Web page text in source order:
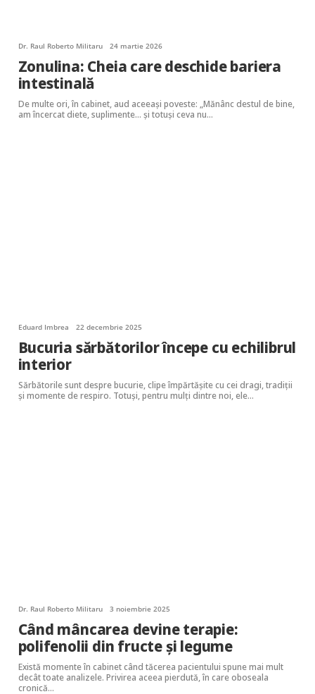
Dr. Raul Roberto Militaru 24 martie 2026
Zonulina: Cheia care deschide bariera
intestinală
De multe ori, în cabinet, aud aceeași poveste: „Mănânc destul de bine,
am încercat diete, suplimente… și totuși ceva nu…
Eduard Imbrea 22 decembrie 2025
Bucuria sărbătorilor începe cu echilibrul
interior
Sărbătorile sunt despre bucurie, clipe împărtășite cu cei dragi, tradiții
și momente de respiro. Totuși, pentru mulți dintre noi, ele…
Dr. Raul Roberto Militaru 3 noiembrie 2025
Când mâncarea devine terapie:
polifenolii din fructe și legume
Există momente în cabinet când tăcerea pacientului spune mai mult
decât toate analizele. Privirea aceea pierdută, în care oboseala
cronică…